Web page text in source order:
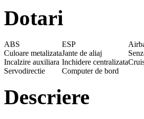
Dotari
ABS ESP
Culoare metalizataJante de aliaj
Incalzire auxiliara Inchidere centralizata
Servodirectie
Computer de bord
Descriere